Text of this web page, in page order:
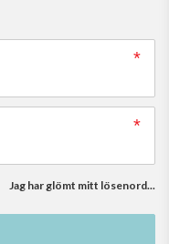
Jag har glömt mitt lösenord...